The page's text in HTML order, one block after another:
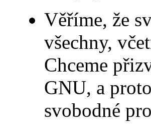
Věříme, že
všechny,
Chceme
GNU, a
svobodné